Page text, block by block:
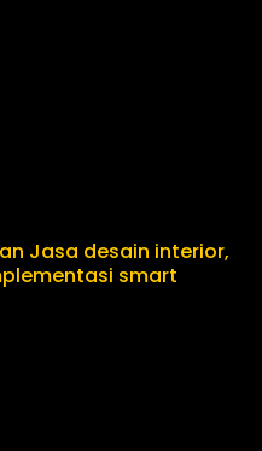
Jasa desain interior,
smart